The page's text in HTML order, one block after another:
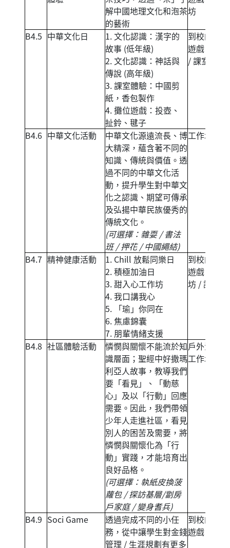
解中國地理文化和泡茶
的藝術
坊
B4.5 中華文化日
1. 文化認識：漢字的
故事 (低年級)
2. 文化認識：神話與
傳說 (高年級)
3. 課室體驗：中國剪
紙，香包製作
4. 攤位遊戲：投壺、
扯鈴、毽子
到校的攤位
遊戲 / 講座
/ 課室體驗
B4.6 中華文化活動
中華文化源遠流長、博
大精深，蘊含著不同的
知識、傳統與價值。透
過不同的中華文化活
動，提升學生對中華文
化之認識、期望可傳承
及弘揚中華民族優秀的
傳統文化。
(可選擇：雜耍 / 書法
班 / 押花 / 中國繩結)
工作坊
B4.7 精神健康活動
1. Chill 放鬆同樂日
2. 積極加油日
3. 甜入心工作坊
4. 我口講我心
5. 「瑜」你同在
6. 焦慮錦囊
7. 朋輩情緒支援
到校的攤位
遊戲 / 工作
坊 / 講座
B4.8 社區體驗活動
憐憫與關懷不能流於知
識層面；聖經中好撒瑪
利亞人故事，教導我們
要「看見」、「動慈
心」及以「行動」回應
需要。因此，我們帶領
少年人走進社區，看見
別人的困苦及需要，將
憐憫與關懷化為「行
動」實踐，才能培育出
良好品格。
(可選擇：執紙皮換菠
蘿包 / 探訪基層/劏房
戶家庭 / 變身耆兵)
戶外活動 /
工作坊
B4.9 Soci Game
透過完成不同的小任
務，從中讓學生對金錢
管理 / 生涯規劃有更多
到校的攤位
遊戲